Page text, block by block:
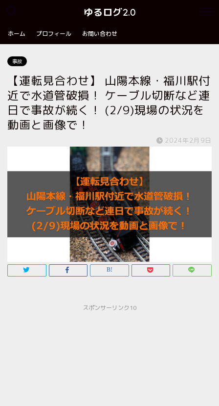
ゆるログ2.0
ホーム プロフィール お問い合わせ
事故
【運転見合わせ】 山陽本線・福川駅付
近で水道管破損！ ケーブル切断など連
日で事故が続く！ (2/9)現場の状況を
動画と画像で！
2024年2月9日
スポンサーリンク10